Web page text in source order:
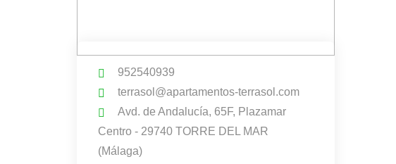
952540939
terrasol@apartamentos-terrasol.com
Avd. de Andalucía, 65F, Plazamar
Centro - 29740 TORRE DEL MAR
(Málaga)